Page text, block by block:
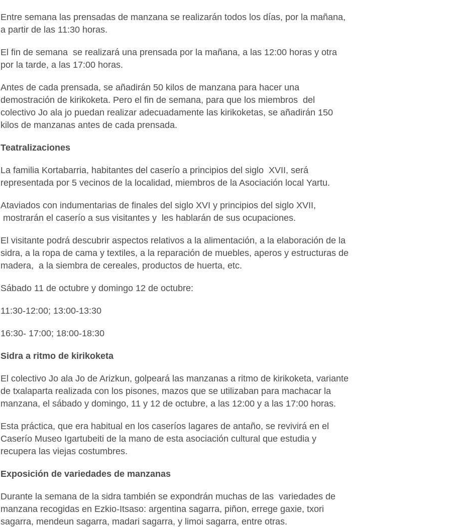
Entre semana las prensadas de manzana se realizarán todos los días, por la mañana,
a partir de las 11:30 horas.
El fin de semana se realizará una prensada por la mañana, a las 12:00 horas y otra
por la tarde, a las 17:00 horas.
Antes de cada prensada, se añadirán 50 kilos de manzana para hacer una
demostración de kirikoketa. Pero el fin de semana, para que los miembros del
colectivo Jo ala jo puedan realizar adecuadamente las kirikoketas, se añadirán 150
kilos de manzanas antes de cada prensada.
Teatralizaciones
La familia Kortabarria, habitantes del caserío a principios del siglo XVII, será
representada por 5 vecinos de la localidad, miembros de la Asociación local Yartu.
Ataviados con indumentarias de finales del siglo XVI y principios del siglo XVII,
mostrarán el caserío a sus visitantes y les hablarán de sus ocupaciones.
El visitante podrá descubrir aspectos relativos a la alimentación, a la elaboración de la
sidra, a la ropa de cama y textiles, a la reparación de muebles, aperos y estructuras de
madera, a la siembra de cereales, productos de huerta, etc.
Sábado 11 de octubre y domingo 12 de octubre:
11:30-12:00; 13:00-13:30
16:30- 17:00; 18:00-18:30
Sidra a ritmo de kirikoketa
El colectivo Jo ala Jo de Arizkun, golpeará las manzanas a ritmo de kirikoketa, variante
de txalaparta realizada con los pisones, mazos que se utilizaban para machacar la
manzana, el sábado y domingo, 11 y 12 de octubre, a las 12:00 y a las 17:00 horas.
Esta práctica, que era habitual en los caseríos lagares de antaño, se revivirá en el
Caserío Museo Igartubeiti de la mano de esta asociación cultural que estudia y
recupera las viejas costumbres.
Exposición de variedades de manzanas
Durante la semana de la sidra también se expondrán muchas de las variedades de
manzana recogidas en Ezkio-Itsaso: argentina sagarra, piñon, errege gaxie, txori
sagarra, mendeun sagarra, madari sagarra, y limoi sagarra, entre otras.